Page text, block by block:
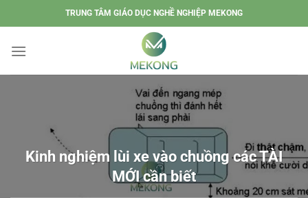
đến
dung
TRUNG TÂM GIÁO DỤC NGHỀ NGHIỆP MEKONG
Kinh nghiệm lùi xe vào chuồng các TÀI
MỚI cần biết